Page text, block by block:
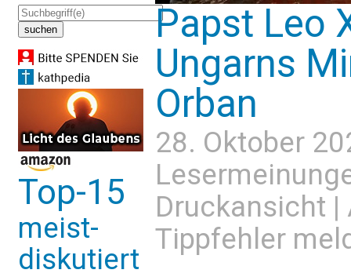
Top-15
meist-
diskutiert
Papst Leo
Ungarns
Orban
28. Oktober
Druckansicht |
Tippfehler